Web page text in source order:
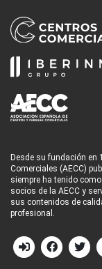
Desde su fundación en
Comerciales (AECC)
siempre ha tenido
socios de la AECC y
sus contenidos de
profesional.